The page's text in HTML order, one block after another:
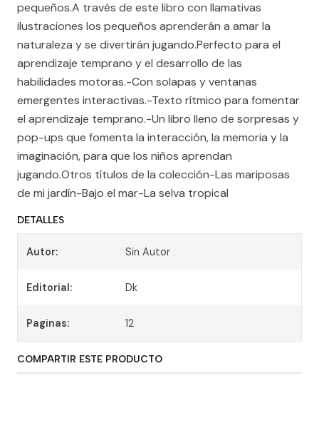
pequeños.A través de este libro con llamativas
ilustraciones los pequeños aprenderán a amar la
naturaleza y se divertirán jugando.Perfecto para el
aprendizaje temprano y el desarrollo de las
habilidades motoras.-Con solapas y ventanas
emergentes interactivas.-Texto rítmico para fomentar
el aprendizaje temprano.-Un libro lleno de sorpresas y
pop-ups que fomenta la interacción, la memoria y la
imaginación, para que los niños aprendan
jugando.Otros títulos de la colección-Las mariposas
de mi jardín-Bajo el mar-La selva tropical
DETALLES
Autor: Sin Autor
Editorial: Dk
Paginas: 12
COMPARTIR ESTE PRODUCTO